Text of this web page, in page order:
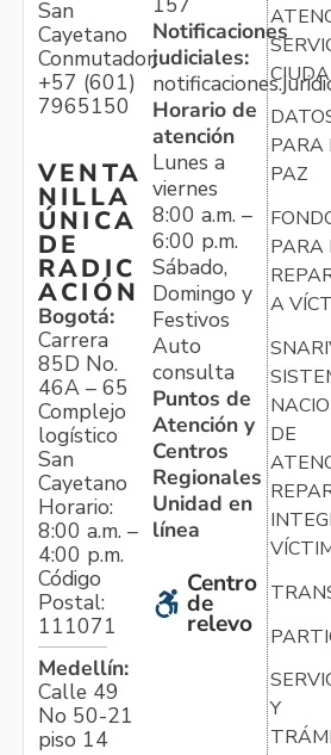
San
Cayetano
Conmutador:
+57 (601)
7965150
VENTA
NILLA
ÚNICA
DE
RADIC
ACIÓN
Bogotá:
Carrera
85D No.
46A – 65
Complejo
logístico
San
Cayetano
Horario:
8:00 a.m. –
4:00 p.m.
Código
Postal:
111071
Medellín:
Calle 49
No 50-21
piso 14
Notificaciones
judiciales:
Horario de
atención
Lunes a
viernes
8:00 a.m. –
6:00 p.m.
Sábado,
Domingo y
Festivos
Auto
consulta
Puntos de
Atención y
Centros
Regionales
Unidad en
línea
Centro
de
relevo
PARA
PAZ
PARA
A
DE
Y